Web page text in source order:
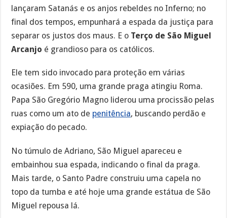
lançaram Satanás e os anjos rebeldes no Inferno; no
final dos tempos, empunhará a espada da justiça para
separar os justos dos maus. E o Terço de São Miguel
Arcanjo é grandioso para os católicos.
Ele tem sido invocado para proteção em várias
ocasiões. Em 590, uma grande praga atingiu Roma.
Papa São Gregório Magno liderou uma procissão pelas
ruas como um ato de penitência, buscando perdão e
expiação do pecado.
No túmulo de Adriano, São Miguel apareceu e
embainhou sua espada, indicando o final da praga.
Mais tarde, o Santo Padre construiu uma capela no
topo da tumba e até hoje uma grande estátua de São
Miguel repousa lá.